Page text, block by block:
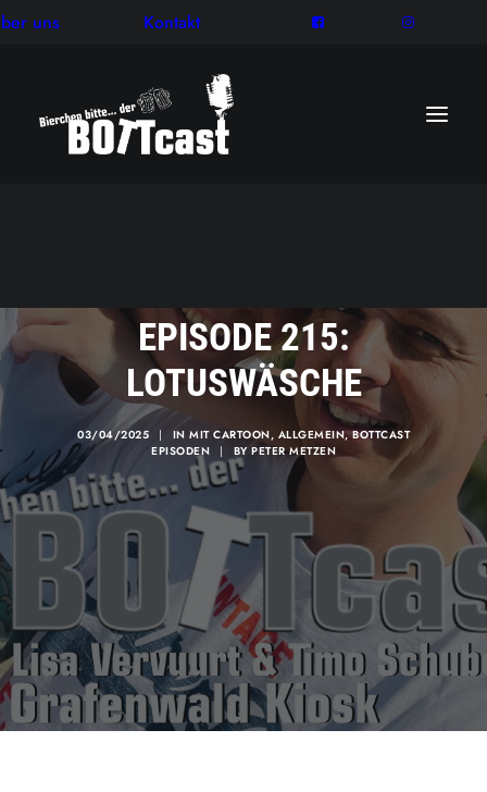
uns Kontakt
EPISODE 215:
LOTUSWÄSCHE
03/04/2025 | IN MIT CARTOON, ALLGEMEIN,BOTTCAST
EPISODEN
| BY PETER METZEN